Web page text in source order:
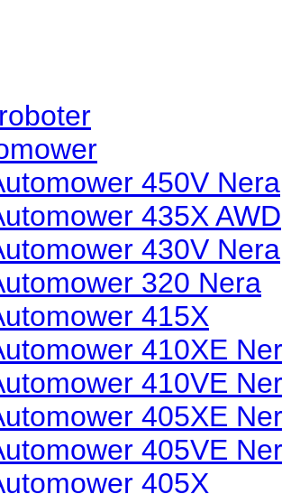
450V Nera
435X AWD
430V Nera
320 Nera
415X
410XE
410VE
405XE
405VE
405X